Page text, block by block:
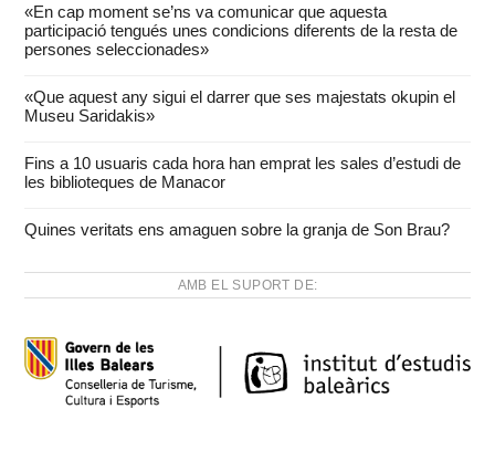
«En cap moment se’ns va comunicar que aquesta
participació tengués unes condicions diferents de la resta de
persones seleccionades»
«Que aquest any sigui el darrer que ses majestats okupin el
Museu Saridakis»
Fins a 10 usuaris cada hora han emprat les sales d’estudi de
les biblioteques de Manacor
Quines veritats ens amaguen sobre la granja de Son Brau?
AMB EL SUPORT DE: